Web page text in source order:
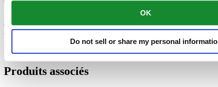
OK
Do not sell or share my personal
Les bracelets en tissu « NATO » des montres militaires sont devenus
des objets convoités par les civils à juste titre : ils résistent aux
déchirures et à l'humidité, possèdent une finition mate discrète et
garantissent une sécurité maximale. Des caractéristiques
parfaitement adaptées au chronométrage sportif de Certina.
Produits associés